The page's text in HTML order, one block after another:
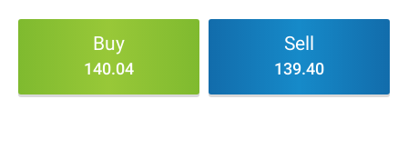
Buy
140.04
Sell
139.40